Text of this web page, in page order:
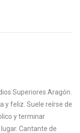
Superiores Aragón.
y feliz. Suele reírse de
y terminar
Cantante de